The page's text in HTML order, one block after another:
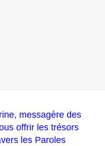
messagère des
offrir les trésors
les Paroles